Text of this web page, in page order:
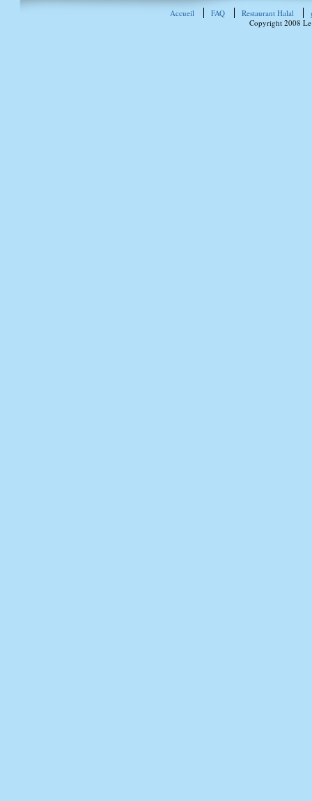
Accueil FAQ Restaurant Halal
Copyright 2008